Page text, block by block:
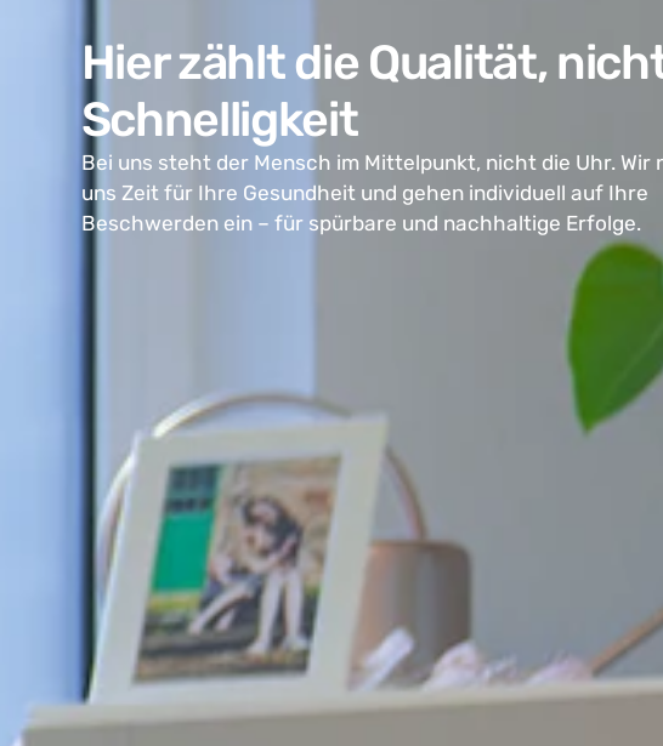
Hier zählt die Qualität,
Schnelligkeit
Bei uns steht der Mensch im Mittelpunkt, nicht die Uhr. Wir
uns Zeit für Ihre Gesundheit und gehen individuell auf Ihre
Beschwerden ein – für spürbare und nachhaltige Erfolge.